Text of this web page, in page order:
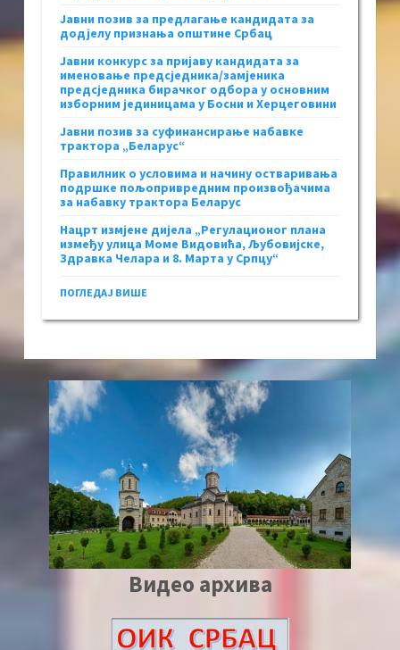
Јавни позив за предлагање кандидата за
додјелу признања општине Србац
Јавни конкурс за пријаву кандидата за
именовање предсједника/замјеника
предсједника бирачког одбора у основним
изборним јединицама у Босни и Херцеговини
Јавни позив за суфинансирање набавке
трактора „Беларус“
Правилник о условима и начину остваривања
подршке пољопривредним произвођачима
за набавку трактора Беларус
Нацрт измјене дијела „Регулационог плана
између улица Моме Видовића, Љубовијске,
Здравка Челара и 8. Марта у Српцу“
ПОГЛЕДАЈ ВИШЕ
Видео архива